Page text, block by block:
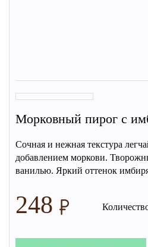
Морковный пирог с
Сочная и нежная текстура
добавлением моркови.
ванилью. Яркий оттенок
248